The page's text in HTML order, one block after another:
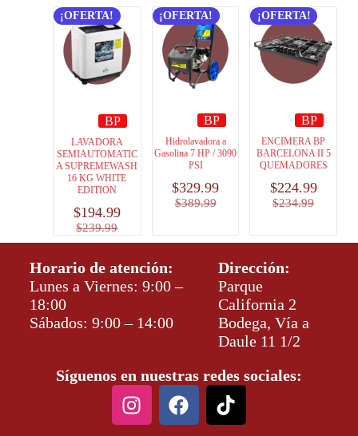
¡OFERTA!
BP
LAVADORA
SEMIAUTOMATIC
A SUPREMEWASH
16 KG WHITE
EDITION
$239.99
$194.99
¡OFERTA!
BP
Hidrolavadora a
Gasolina 7 HP / 3090
PSI
$389.99
$329.99
¡OFERTA!
BP
ENCIMERA BP
BARCELONA II 5
QUEMADORES
$234.99
$224.99
Horario de atención:
Lunes a Viernes: 9:00 –
18:00
Sábados: 9:00 – 14:00
Dirección:
Parque
California 2
Bodega, Vía a
Daule 11 1/2
Síguenos en nuestras redes sociales: